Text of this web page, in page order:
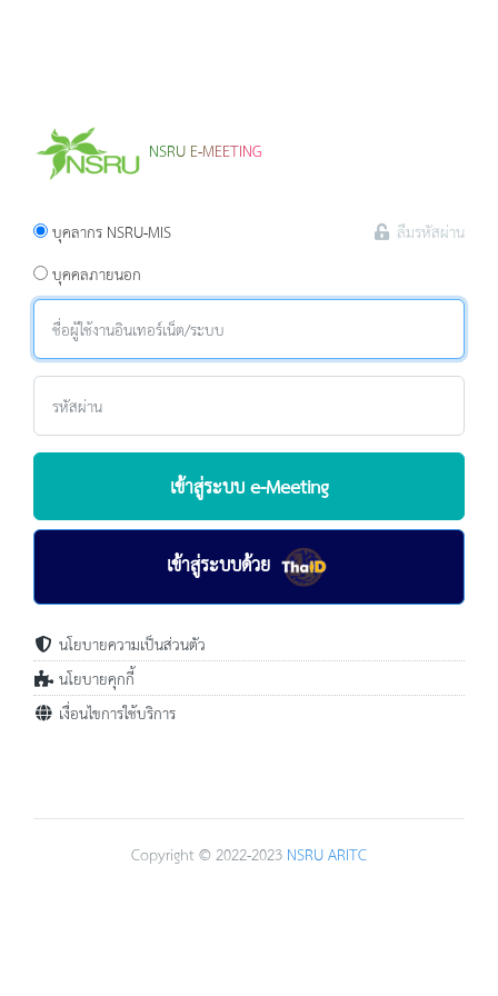
NSRU E-MEETING
บุคลากร NSRU-MIS
ลืมรหัสผ่าน
บุคคลภายนอก
เข้าสู่ระบบ e-Meeting
เข้าสู่ระบบด้วย
นโยบายความเป็นส่วนตัว
นโยบายคุกกี้
เงื่อนไขการใช้บริการ
Copyright © 2022-2023 NSRUARITC